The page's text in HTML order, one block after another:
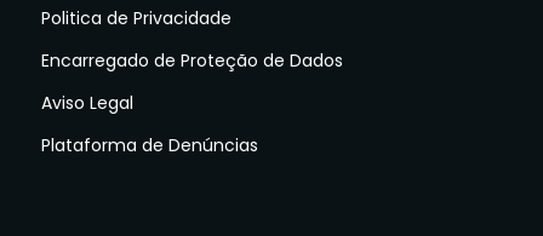
Politica de Privacidade
Encarregado de Proteção de Dados
Aviso Legal
Plataforma de Denúncias